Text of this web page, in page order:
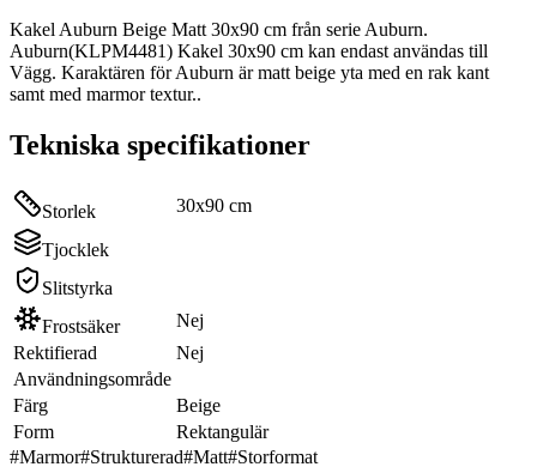
Kakel Auburn Beige Matt 30x90 cm från serie Auburn.
Auburn(KLPM4481) Kakel 30x90 cm kan endast användas till
Vägg. Karaktären för Auburn är matt beige yta med en rak kant
samt med marmor textur..
Tekniska specifikationer
Storlek 30x90 cm
Tjocklek
Slitstyrka
Frostsäker
Nej
Rektifierad
Nej
Användningsområde
Färg
Beige
Form
Rektangulär
#Marmor#Strukturerad#Matt#Storformat